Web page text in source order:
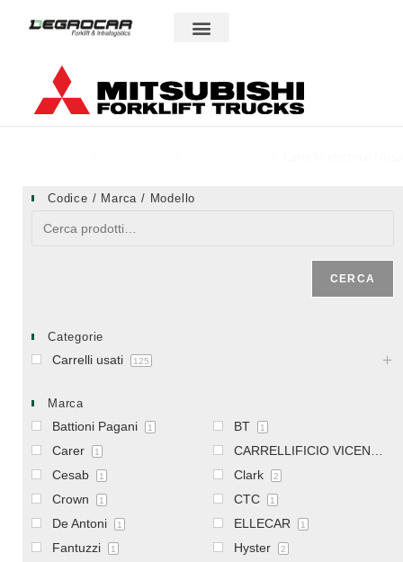
Codice / Marca / Modello
CERCA
Categorie
Carrelli usati 125
Marca
Battioni Pagani 1 BT 1
Carer 1
CARRELLIFICIO VICENTINO
Cesab
1 Clark 2
Crown 1 CTC 1
De Antoni 1 ELLECAR 1
Fantuzzi 1 Hyster 2